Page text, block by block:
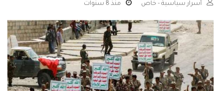
أسرار سياسية - خاص منذ 8 سنوات